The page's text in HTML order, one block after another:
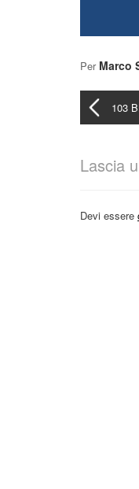
Per Marco
103
Lascia
Devi essere